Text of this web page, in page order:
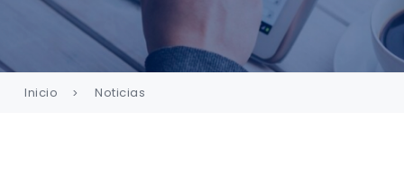
Inicio Noticias